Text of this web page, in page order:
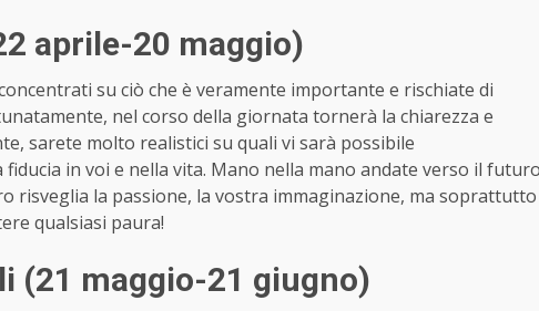
aprile-20 maggio)
su ciò che è veramente importante e rischiate di
nel corso della giornata tornerà la chiarezza e
sarete molto realistici su quali vi sarà possibile
in voi e nella vita. Mano nella mano andate verso il
risveglia la passione, la vostra immaginazione, ma soprattutto
qualsiasi paura!
(21 maggio-21 giugno)